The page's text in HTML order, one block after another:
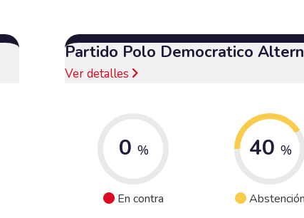
Partido Polo Democratico
Ver detalles
0 %
En contra
40 %
Abstención